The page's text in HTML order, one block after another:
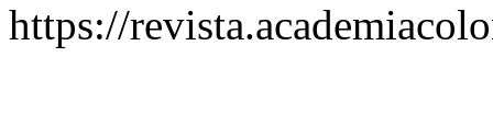
https://